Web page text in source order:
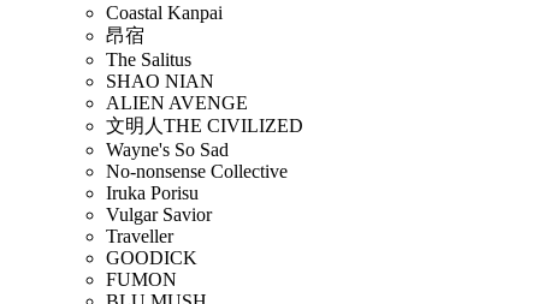
Coastal Kanpai
昂宿
The Salitus
SHAO NIAN
ALIEN AVENGE
文明人THE CIVILIZED
Wayne's So Sad
No-nonsense Collective
Iruka Porisu
Vulgar Savior
Traveller
GOODICK
FUMON